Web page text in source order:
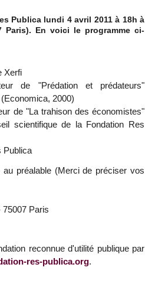
Publica lundi 4 avril 2011 à 18h à
Paris). En voici le programme ci-
Xerfi
de "Prédation et prédateurs"
2000)
de "La trahison des économistes"
scientifique de la Fondation Res
Publica
préalable (Merci de préciser vos
75007 Paris
reconnue d'utilité publique par
res-publica.org.